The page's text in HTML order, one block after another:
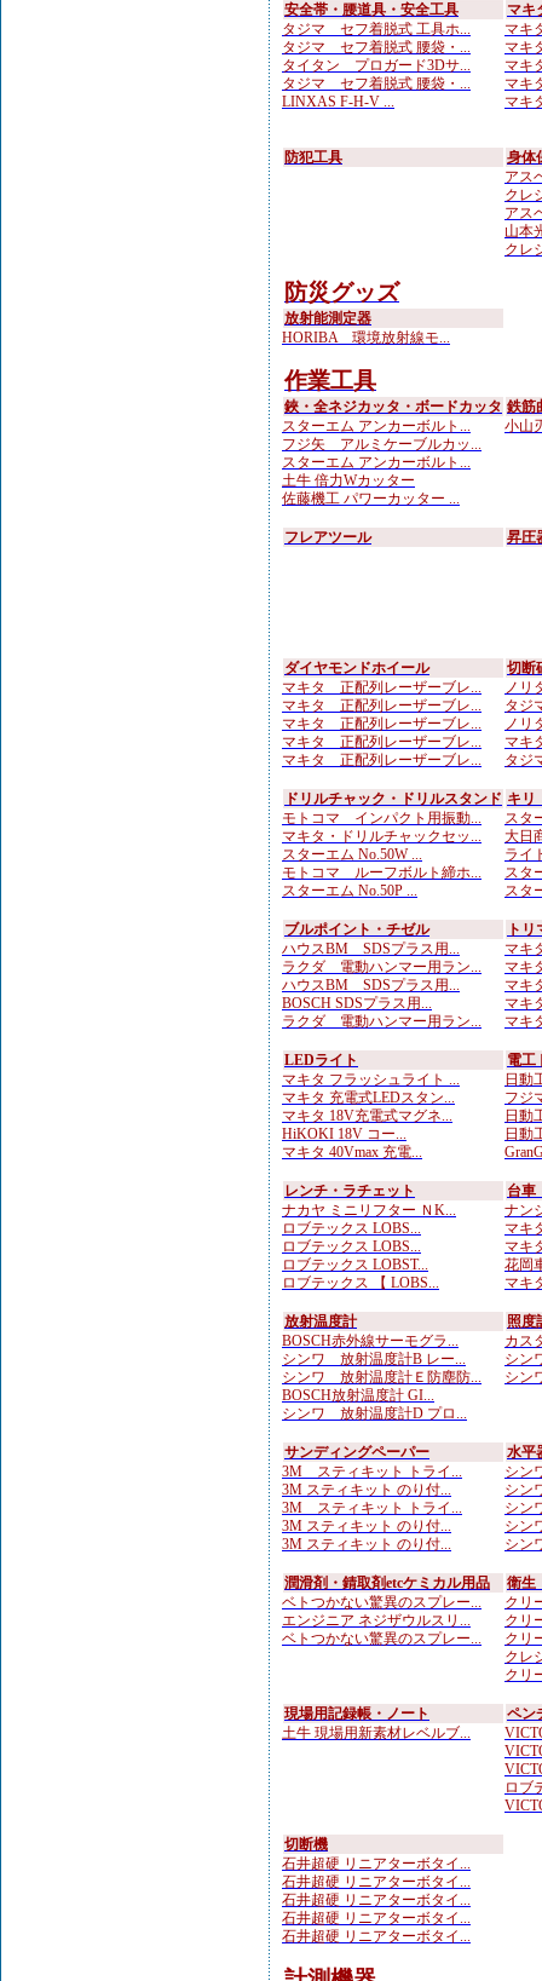
安全帯・腰道具・安全工具
タジマ セフ着脱式 工具ホ...
タジマ セフ着脱式 腰袋・...
タイタン プロガード3Dサ...
タジマ セフ着脱式 腰袋・...
LINXAS F-H-V ...
マキ
マキ
マキ
マキ
マキ
マキ
防犯工具
身体
アス
クレ
アス
山本
クレ
防災グッズ
放射能測定器
HORIBA 環境放射線モ...
作業工具
鋏・全ネジカッタ・ボードカッタ
スターエム アンカーボルト...
フジ矢 アルミケーブルカッ...
スターエム アンカーボルト...
土牛 倍力Wカッター
佐藤機工 パワーカッター ...
鉄筋
小山
フレアツール 昇圧
ダイヤモンドホイール
マキタ 正配列レーザーブレ...
マキタ 正配列レーザーブレ...
マキタ 正配列レーザーブレ...
マキタ 正配列レーザーブレ...
マキタ 正配列レーザーブレ...
切断
ノリ
タジ
ノリ
マキ
タジ
ドリルチャック・ドリルスタンド
モトコマ インパクト用振動...
マキタ・ドリルチャックセッ...
スターエム No.50W ...
モトコマ ルーフボルト締ホ...
スターエム No.50P ...
キリ
スタ
大日
ライ
スタ
スタ
ブルポイント・チゼル
ハウスBM SDSプラス用...
ラクダ 電動ハンマー用ラン...
ハウスBM SDSプラス用...
BOSCH SDSプラス用...
ラクダ 電動ハンマー用ラン...
ト
マキ
マキ
マキ
マキ
マキ
LEDライト
マキタ フラッシュライト ...
マキタ 充電式LEDスタン...
マキタ 18V充電式マグネ...
HiKOKI 18V コー...
マキタ 40Vmax 充電...
電工
日動
フジ
日動
日動
レンチ・ラチェット
ナカヤ ミニリフター ＮK...
ロブテックス LOBS...
ロブテックス LOBS...
ロブテックス LOBST...
ロブテックス 【 LOBS...
台車
ナン
マキ
マキ
花岡
マキ
放射温度計
BOSCH赤外線サーモグラ...
シンワ 放射温度計B レー...
シンワ 放射温度計Ｅ防塵防...
BOSCH放射温度計 GI...
シンワ 放射温度計D プロ...
照度
カス
シン
シン
サンディングペーパー
3M スティキット トライ...
3M スティキット のり付...
3M スティキット トライ...
3M スティキット のり付...
3M スティキット のり付...
水平
シン
シン
シン
シン
シン
潤滑剤・錆取剤etcケミカル用品
ベトつかない驚異のスプレー...
エンジニア ネジザウルスリ...
ベトつかない驚異のスプレー...
衛生
クリ
クリ
クリ
クレ
クリ
現場用記録帳・ノート
土牛 現場用新素材レベルブ...
ペン
ロブ
切断機
石井超硬 リニアターボタイ...
石井超硬 リニアターボタイ...
石井超硬 リニアターボタイ...
石井超硬 リニアターボタイ...
石井超硬 リニアターボタイ...